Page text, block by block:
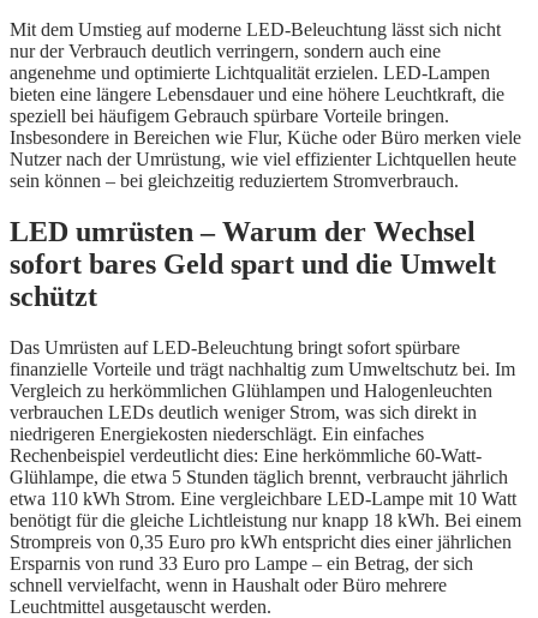
Mit dem Umstieg auf moderne LED-Beleuchtung lässt sich nicht
nur der Verbrauch deutlich verringern, sondern auch eine
angenehme und optimierte Lichtqualität erzielen. LED-Lampen
bieten eine längere Lebensdauer und eine höhere Leuchtkraft, die
speziell bei häufigem Gebrauch spürbare Vorteile bringen.
Insbesondere in Bereichen wie Flur, Küche oder Büro merken viele
Nutzer nach der Umrüstung, wie viel effizienter Lichtquellen heute
sein können – bei gleichzeitig reduziertem Stromverbrauch.
LED umrüsten – Warum der Wechsel
sofort bares Geld spart und die Umwelt
schützt
Das Umrüsten auf LED-Beleuchtung bringt sofort spürbare
finanzielle Vorteile und trägt nachhaltig zum Umweltschutz bei. Im
Vergleich zu herkömmlichen Glühlampen und Halogenleuchten
verbrauchen LEDs deutlich weniger Strom, was sich direkt in
niedrigeren Energiekosten niederschlägt. Ein einfaches
Rechenbeispiel verdeutlicht dies: Eine herkömmliche 60-Watt-
Glühlampe, die etwa 5 Stunden täglich brennt, verbraucht jährlich
etwa 110 kWh Strom. Eine vergleichbare LED-Lampe mit 10 Watt
benötigt für die gleiche Lichtleistung nur knapp 18 kWh. Bei einem
Strompreis von 0,35 Euro pro kWh entspricht dies einer jährlichen
Ersparnis von rund 33 Euro pro Lampe – ein Betrag, der sich
schnell vervielfacht, wenn in Haushalt oder Büro mehrere
Leuchtmittel ausgetauscht werden.